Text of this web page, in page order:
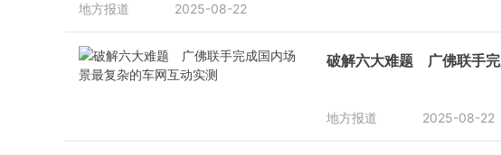
地方报道 2025-08-22
破解六大难题 广佛联手完
地方报道 2025-08-22